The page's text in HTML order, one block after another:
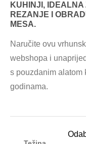
KUHINJI,
REZANJE I
MESA.
Naručite ovu
webshopa i
s pouzdanim alatom
godinama.